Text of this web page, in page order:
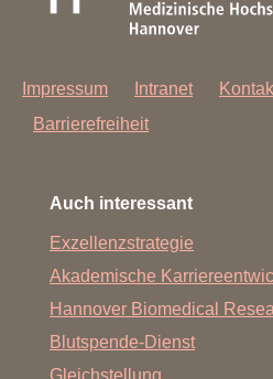
Impressum Intranet
Barrierefreiheit
Auch interessant
Exzellenzstrategie
Akademische
Hannover Biomedical
Blutspende-Dienst
Gleichstellung